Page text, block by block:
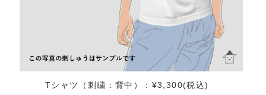
Tシャツ（刺繍：背中）：¥3,300(税込)